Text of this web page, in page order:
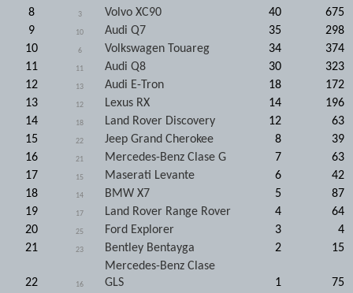
8
3 Volvo XC90 40
675
9
10 Audi Q7 35
298
10
6 Volkswagen Touareg 34
374
11
11 Audi Q8 30
323
12
13 Audi E-Tron 18
172
13
12 Lexus RX 14
196
14
18 Land Rover Discovery 12
63
15
22 Jeep Grand Cherokee 8
39
16
21 Mercedes-Benz Clase G 7
63
17
15 Maserati Levante 6
42
18
14 BMW X7 5
87
19
17 Land Rover Range Rover 4
64
20
25 Ford Explorer 3
4
21
23 Bentley Bentayga 2 15
22 16
Mercedes-Benz Clase
GLS
1
75